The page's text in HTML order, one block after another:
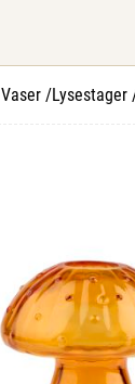
Vaser /Lysestager